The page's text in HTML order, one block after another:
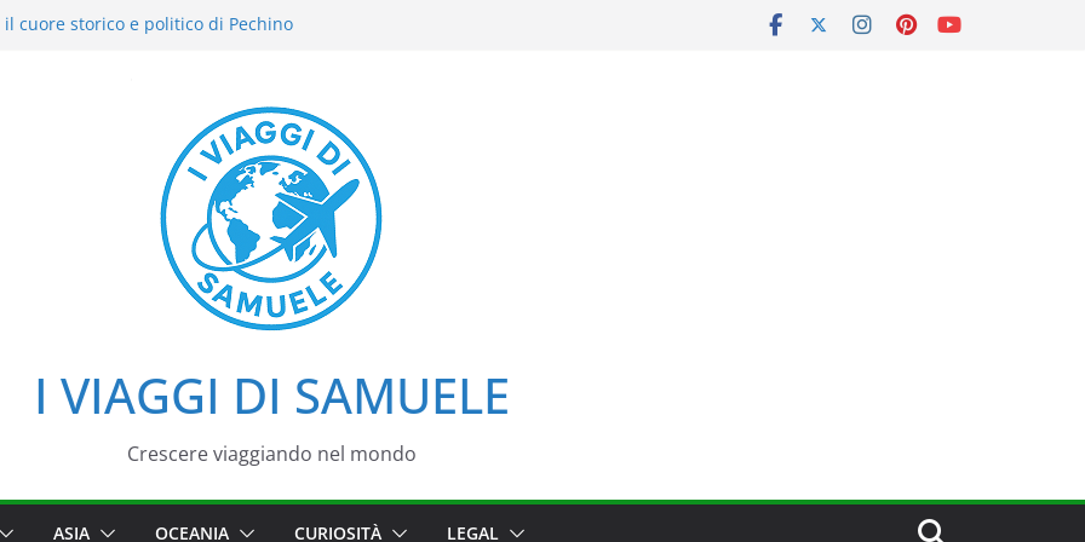
il cuore storico e politico di Pechino
d’Estate tra loto, camminate e
tra imperatori, simboli e cortili
I VIAGGI DI SAMUELE
Crescere viaggiando nel mondo
ASIA OCEANIA CURIOSITÀ LEGAL